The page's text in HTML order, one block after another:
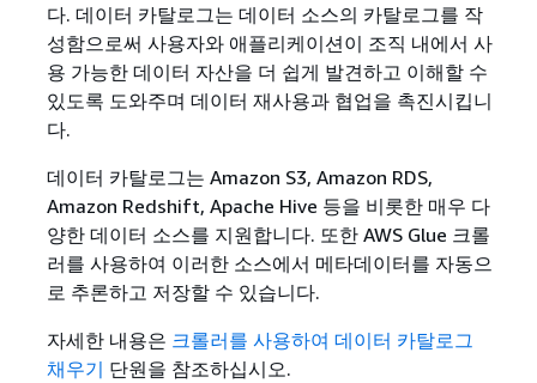
다. 데이터 카탈로그는 데이터 소스의 카탈로그를 작
성함으로써 사용자와 애플리케이션이 조직 내에서 사
용 가능한 데이터 자산을 더 쉽게 발견하고 이해할 수
있도록 도와주며 데이터 재사용과 협업을 촉진시킵니
다.
데이터 카탈로그는 Amazon S3, Amazon RDS,
Amazon Redshift, Apache Hive 등을 비롯한 매우 다
양한 데이터 소스를 지원합니다. 또한 AWS Glue 크롤
러를 사용하여 이러한 소스에서 메타데이터를 자동으
로 추론하고 저장할 수 있습니다.
자세한 내용은 크롤러를 사용하여 데이터 카탈로그
채우기 단원을 참조하십시오.